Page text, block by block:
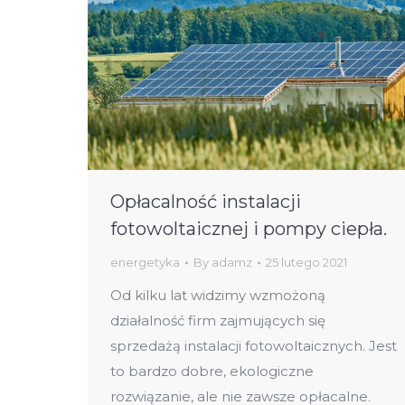
Opłacalność instalacji
fotowoltaicznej i pompy ciepła.
energetyka By adamz 25 lutego 2021
Od kilku lat widzimy wzmożoną
działalność firm zajmujących się
sprzedażą instalacji fotowoltaicznych. Jest
to bardzo dobre, ekologiczne
rozwiązanie, ale nie zawsze opłacalne.